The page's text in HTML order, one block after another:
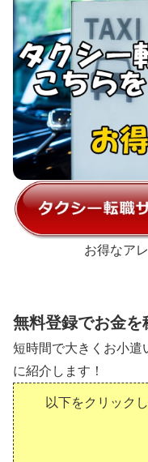
お得なア
無料登録でお金を
短時間で大きくお小遣
に紹介します！
以下をクリック